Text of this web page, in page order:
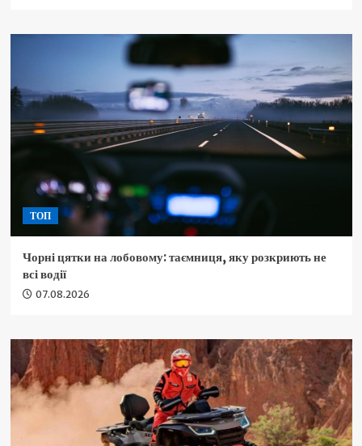
ТОП
Чорні цятки на лобовому: таємниця, яку розкриють не
всі водії
07.08.2026